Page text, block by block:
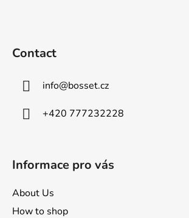
Contact
info@bosset.cz
+420 777232228
Informace pro vás
About Us
How to shop